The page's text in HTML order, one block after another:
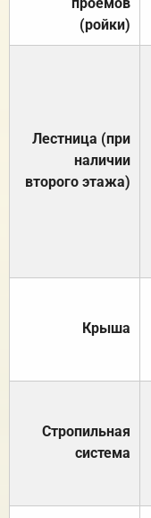
(ройки)
Лестница (при
наличии
второго этажа)
Крыша
Стропильная
система